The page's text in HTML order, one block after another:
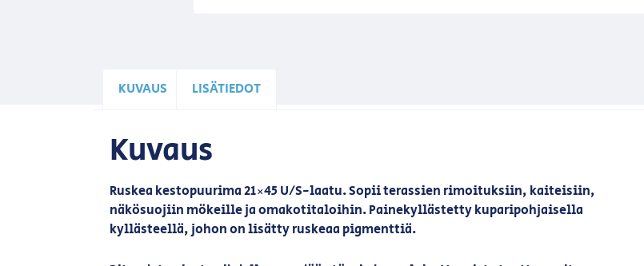
KUVAUS LISÄTIEDOT
Kuvaus
Ruskea kestopuurima 21×45 U/S-laatu. Sopii terassien rimoituksiin, kaiteisiin,
näkösuojiin mökeille ja omakotitaloihin. Painekyllästetty kuparipohjaisella
kyllästeellä, johon on lisätty ruskeaa pigmenttiä.